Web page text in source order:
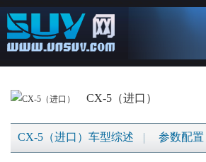
CX-5（进口）
CX-5（进口）车型综述 参数配置